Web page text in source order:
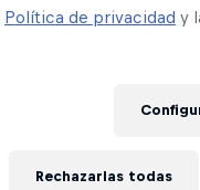
Política de privacidad y
Rechazarlas todas